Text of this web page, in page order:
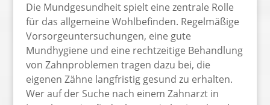
Die Mundgesundheit spielt eine zentrale Rolle
für das allgemeine Wohlbefinden. Regelmäßige
Vorsorgeuntersuchungen, eine gute
Mundhygiene und eine rechtzeitige Behandlung
von Zahnproblemen tragen dazu bei, die
eigenen Zähne langfristig gesund zu erhalten.
Wer auf der Suche nach einem Zahnarzt in